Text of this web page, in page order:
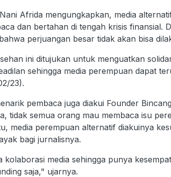
Afrida mengungkapkan, media
dan bertahan di tengah krisis finansial.
perjuangan besar tidak akan bisa
ini ditujukan untuk menguatkan
sehingga media perempuan dapat
23).
pembaca juga diakui Founder
tidak semua orang mau membaca isu
media perempuan alternatif diakuinya
bagi jurnalisnya.
kolaborasi media sehingga punya
saja," ujarnya.